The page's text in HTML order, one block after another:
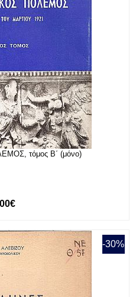
τόμος Β΄ (μόνο)
-30%